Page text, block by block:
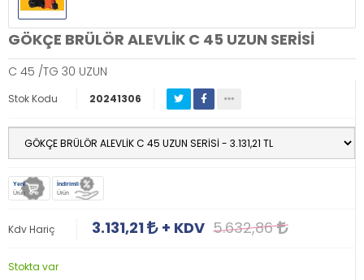
GÖKÇE BRÜLÖR ALEVLİK C 45 UZUN SERİSİ
C 45 /TG 30 UZUN
Stok Kodu 20241306
Yeni
Ürün
İndirimli
Ürün
Kdv Hariç 3.131,21 + KDV 5.632,86
Stokta var